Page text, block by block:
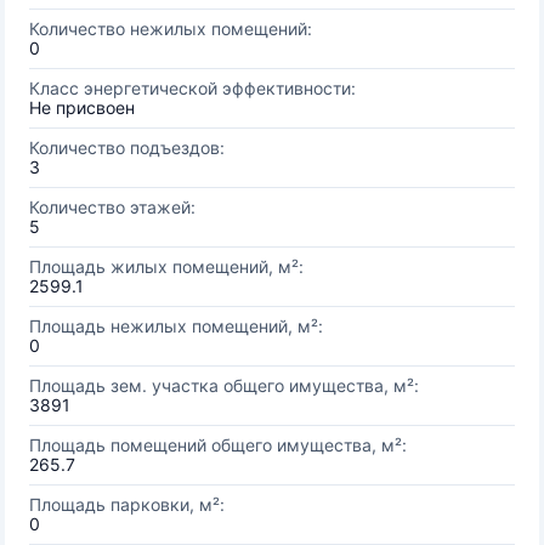
Количество нежилых помещений:
0
Класс энергетической эффективности:
Не присвоен
Количество подъездов:
3
Количество этажей:
5
Площадь жилых помещений, м²:
2599.1
Площадь нежилых помещений, м²:
0
Площадь зем. участка общего имущества, м²:
3891
Площадь помещений общего имущества, м²:
265.7
Площадь парковки, м²:
0